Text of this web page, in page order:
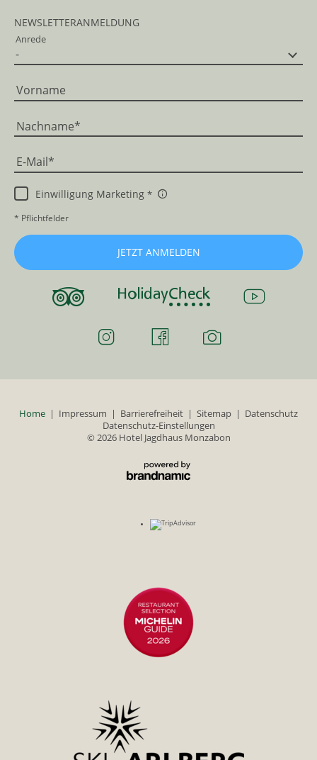
NEWSLETTERANMELDUNG
Anrede
Vorname
Nachname
E-Mail
Einwilligung Marketing
* Pflichtfelder
JETZT ANMELDEN
Home | Impressum | Barrierefreiheit | Sitemap | Datenschutz
Datenschutz-Einstellungen
© 2026 Hotel Jagdhaus Monzabon